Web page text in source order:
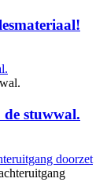
stuwwal.
doorzet